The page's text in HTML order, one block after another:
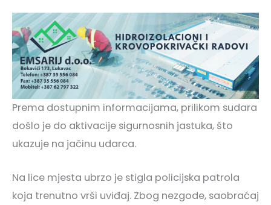
Prema dostupnim informacijama, prilikom sudara
došlo je do aktivacije sigurnosnih jastuka, što
ukazuje na jačinu udarca.
Na lice mjesta ubrzo je stigla policijska patrola
koja trenutno vrši uviđaj. Zbog nezgode, saobraćaj